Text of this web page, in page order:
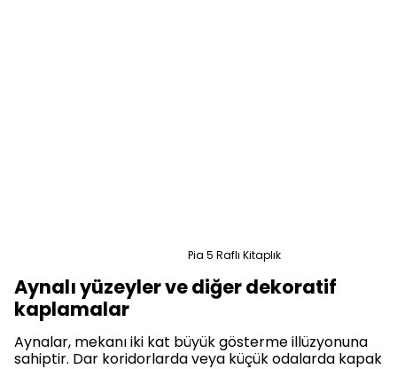
Pia 5 Raflı Kitaplık
Aynalı yüzeyler ve diğer dekoratif
kaplamalar
Aynalar, mekanı iki kat büyük gösterme illüzyonuna
sahiptir. Dar koridorlarda veya küçük odalarda kapak